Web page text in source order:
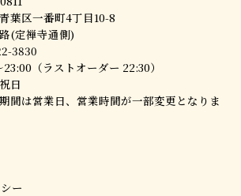
葉区一番町4丁目10-8
(定禅寺通側)
3830
23:00（ラストオーダー 22:30）
日
間は営業日、営業時間が一部変更となりま
ー